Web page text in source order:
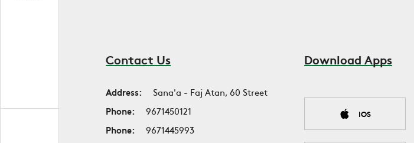
Contact Us
Address:
Sana'a - Faj Atan, 60 Street
Phone:
9671450121
Phone:
9671445993
Download Apps
IOS